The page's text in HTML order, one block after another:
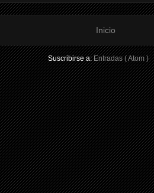
Inicio
Suscribirse a:Entradas ( Atom )